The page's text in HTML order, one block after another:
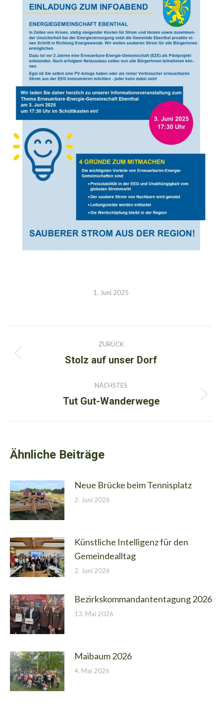
1. Juni 2025
Kommentarnavigation
ZURÜCK
Vorheriger
Stolz auf unser Dorf
NÄCHSTES
Nächster
Tut Gut-Wanderwege
Ähnliche Beiträge
Neue Brücke beim Tennisplatz
2. Juni 2026
Künstliche Intelligenz für den
Gemeindealltag
2. Juni 2026
Bezirkskommandantentagung 2026
13. Mai 2026
Maibaum 2026
4. Mai 2026